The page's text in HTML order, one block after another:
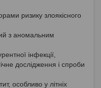
ризику злоякісного
з аномальним
інфекції,
дослідження і спроби
особливо у літніх